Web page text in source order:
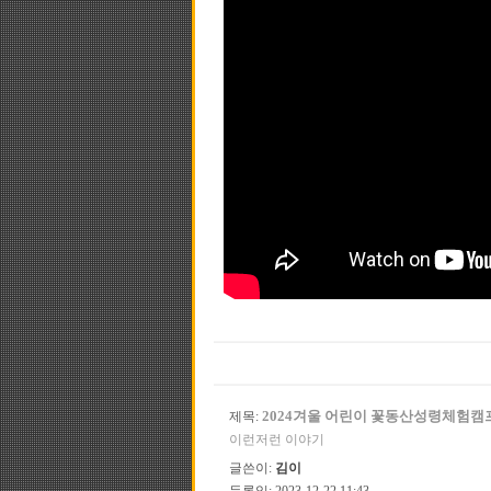
제목: 2024겨울 어린이 꽃동산성령체험캠
이런저런 이야기
글쓴이: 김이